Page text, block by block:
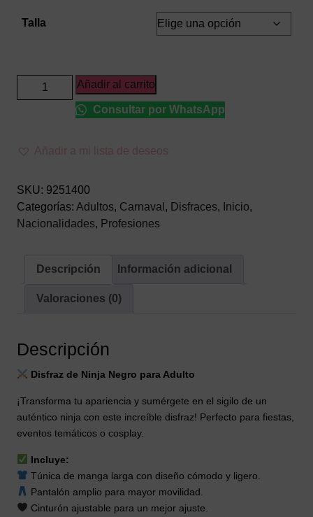
Talla
Disfraz
de
adulto
Añadir al carrito
Consultar por WhatsApp
Añadir a mi lista de deseos
SKU: 9251400
Categorías: Adultos, Carnaval , Disfraces, Inicio,
Nacionalidades, Profesiones
Descripción Información adicional
Valoraciones (0)
Descripción
Disfraz de Ninja Negro para Adulto
¡Transforma tu apariencia y sumérgete en el sigilo de un
auténtico ninja con este increíble disfraz! Perfecto para fiestas,
eventos temáticos o cosplay.
Incluye:
Túnica de manga larga con diseño cómodo y ligero.
Pantalón amplio para mayor movilidad.
Cinturón ajustable para un mejor ajuste.